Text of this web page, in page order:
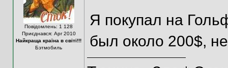
Повідомлень: 1 128
Приєднався: Apr 2010
Найкраща країна в світі!!!
Бэтмобиль
Я покупал на
был около 200$,